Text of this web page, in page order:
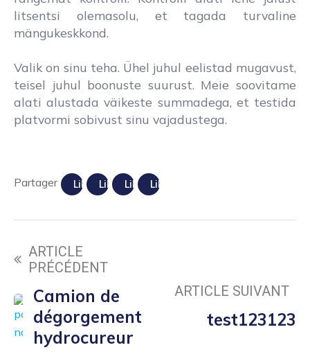
litsentsi olemasolu, et tagada turvaline
mängukeskkond.
Valik on sinu teha. Ühel juhul eelistad mugavust,
teisel juhul boonuste suurust. Meie soovitame
alati alustada väikeste summadega, et testida
platvormi sobivust sinu vajadustega.
Partager Like usLike usLike usLike us
ARTICLE
PRÉCÉDENT
Camion de
dégorgement
hydrocureur
ARTICLE SUIVANT
test123123